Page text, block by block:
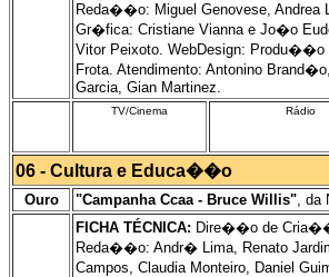
Reda��o: Miguel Genovese, Andrea
Gr�fica: Cristiane Vianna e Jo�o
Vitor Peixoto. WebDesign: Produ��o
Frota. Atendimento: Antonino
Garcia, Gian Martinez.
TV/Cinema Rádio
06 - Cultura e Educa��o
Ouro "Campanha Ccaa - Bruce Willis", da
FICHA TÉCNICA: Dire��o de
Reda��o: Andr� Lima, Renato
Campos, Claudia Monteiro, Daniel